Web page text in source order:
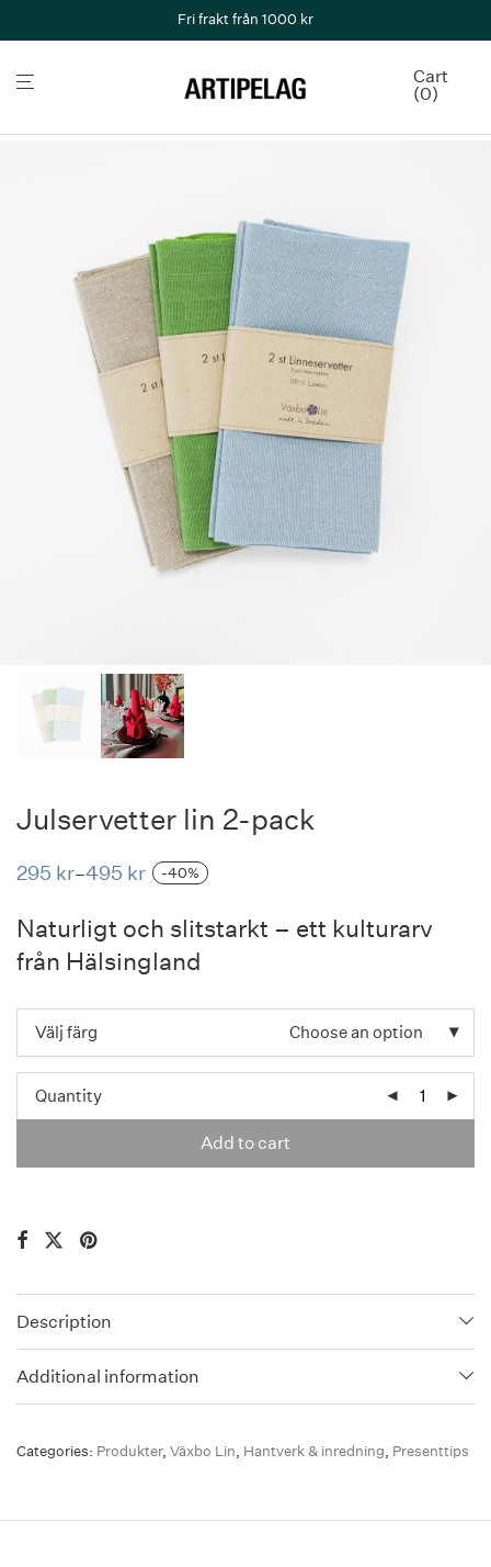
Fri frakt från 1000 kr
Cart
0
Julservetter lin 2-pack
295 kr–495 kr
Price
through
-40%
Naturligt och slitstarkt – ett kulturarv
från Hälsingland
Välj färg Choose an option
Quantity
Add to cart
Description
Additional information
Categories: Produkter, Växbo Lin, Hantverk & inredning, Presenttips